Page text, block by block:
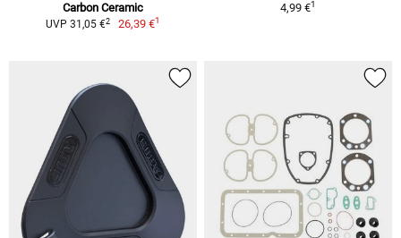
Carbon Ceramic
UVP 31,05 €2 26,39 €1
4,99 €1